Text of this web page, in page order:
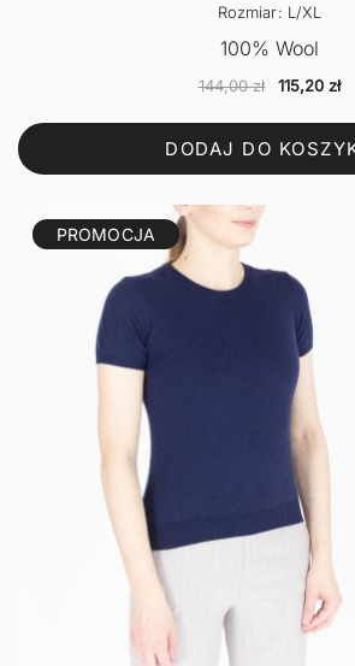
Rozmiar: L/XL
100% Wool
144,00zł
Pierwotna
wynosiła:
144,00 zł.
115,20 zł
DODAJ DO
PROMOCJA